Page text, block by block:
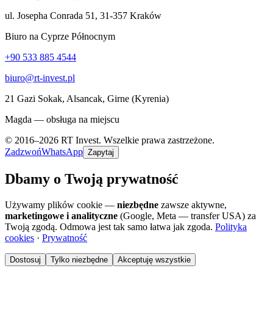
ul. Josepha Conrada 51, 31-357 Kraków
Biuro na Cyprze Północnym
+90 533 885 4544
biuro@rt-invest.pl
21 Gazi Sokak, Alsancak, Girne (Kyrenia)
Magda — obsługa na miejscu
© 2016–2026 RT Invest. Wszelkie prawa zastrzeżone.
ZadzwońWhatsApp Zapytaj
Dbamy o Twoją prywatność
Używamy plików cookie — niezbędne zawsze aktywne,
marketingowe i analityczne (Google, Meta — transfer USA) za
Twoją zgodą. Odmowa jest tak samo łatwa jak zgoda. Polityka
cookies · Prywatność
Dostosuj Tylko niezbędne Akceptuję wszystkie